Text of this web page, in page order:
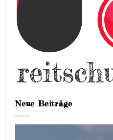
Neue Beiträge